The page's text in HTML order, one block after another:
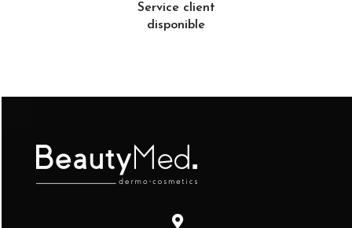
Service client
disponible